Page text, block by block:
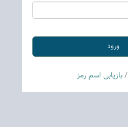
/بازیابی اسم رمز